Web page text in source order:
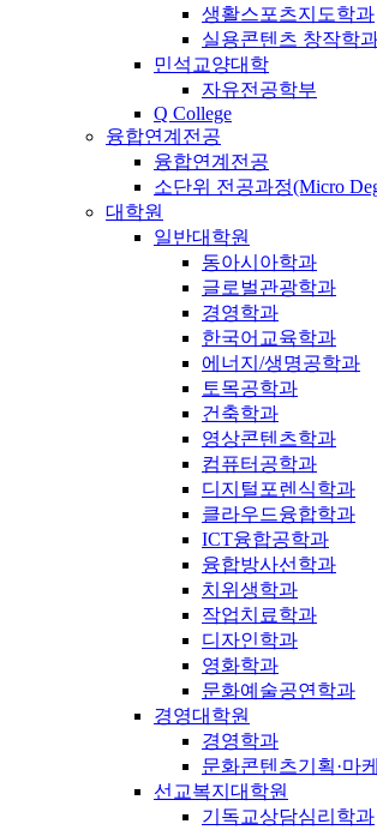
생활스포츠지도학과
실용콘텐츠 창작학
민석교양대학
자유전공학부
Q College
융합연계전공
융합연계전공
소단위 전공과정(Micro
대학원
일반대학원
동아시아학과
글로벌관광학과
경영학과
한국어교육학과
에너지/생명공학과
토목공학과
건축학과
영상콘텐츠학과
컴퓨터공학과
디지털포렌식학과
클라우드융합학과
ICT융합공학과
융합방사선학과
치위생학과
작업치료학과
디자인학과
영화학과
문화예술공연학과
경영대학원
경영학과
문화콘텐츠기획·마
선교복지대학원
기독교상담심리학과